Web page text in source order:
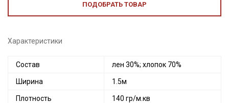
ПОДОБРАТЬ ТОВАР
Характеристики
Состав лен 30%; хлопок 70%
Ширина 1.5м
Плотность 140 гр/м.кв